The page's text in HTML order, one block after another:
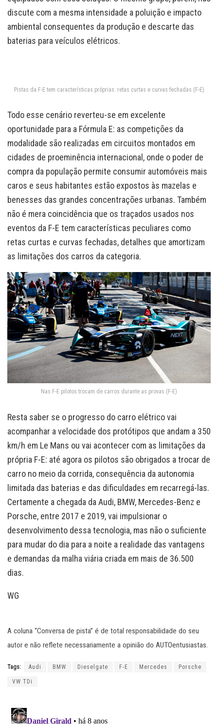
discute com a mesma intensidade a poluição e impacto
ambiental consequentes da produção e descarte das
baterias para veículos elétricos.
Pistas da F-E tem características próprias: retas curtas e curvas fechadas (F-E)
Todo esse cenário reverteu-se em excelente
oportunidade para a Fórmula E: as competições da
modalidade são realizadas em circuitos montados em
cidades de proeminência internacional, onde o poder de
compra da população permite consumir automóveis mais
caros e seus habitantes estão expostos às mazelas e
benesses das grandes concentrações urbanas. Também
não é mera coincidência que os traçados usados nos
eventos da F-E tem características peculiares como
retas curtas e curvas fechadas, detalhes que amortizam
as limitações dos carros da categoria.
Nas F-E pilotos trocam de carros durante as provas (F-E)
Resta saber se o progresso do carro elétrico vai
acompanhar a velocidade dos protótipos que andam a 350
km/h em Le Mans ou vai acontecer com as limitações da
própria F-E: até agora os pilotos são obrigados a trocar de
carro no meio da corrida, consequência da autonomia
limitada das baterias e das dificuldades em recarregá-las.
Certamente a chegada da Audi, BMW, Mercedes-Benz e
Porsche, entre 2017 e 2019, vai impulsionar o
desenvolvimento dessa tecnologia, mas não o suficiente
para mudar do dia para a noite a realidade das vantagens
e demandas da malha viária criada em mais de 36.500
dias.
WG
A coluna “Conversa de pista” é de total responsabilidade do seu
autor e não reflete necessariamente a opinião do AUTOentusiastas.
Tags: Audi BMW Dieselgate F-E Mercedes Porsche
VW TDi